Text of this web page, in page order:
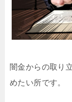
闇金からの取り
めたい所です。